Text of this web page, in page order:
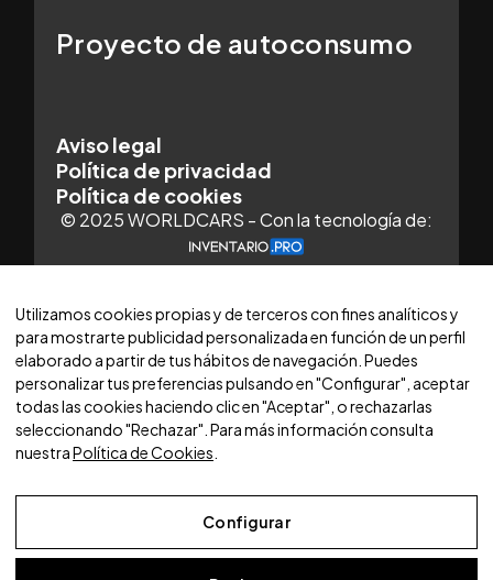
Proyecto de autoconsumo
Aviso legal
Política de privacidad
Política de cookies
© 2025 WORLDCARS - Con la tecnología de:
Utilizamos cookies propias y de terceros con fines analíticos y
para mostrarte publicidad personalizada en función de un perfil
elaborado a partir de tus hábitos de navegación. Puedes
personalizar tus preferencias pulsando en "Configurar", aceptar
todas las cookies haciendo clic en "Aceptar", o rechazarlas
seleccionando "Rechazar". Para más información consulta
nuestraPolítica de Cookies
Configurar
Aviso Legal